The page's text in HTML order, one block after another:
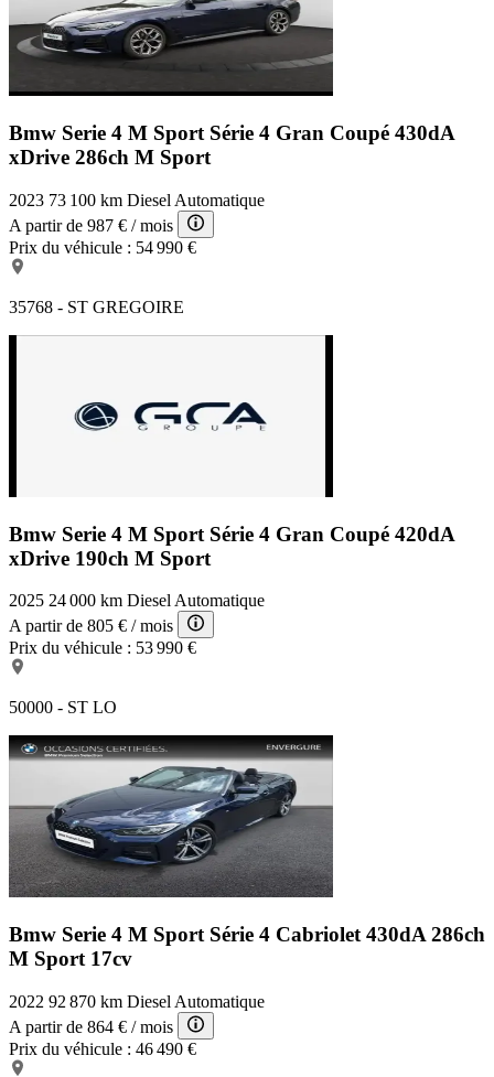
Bmw Serie 4 M Sport Série 4 Gran Coupé 430dA
xDrive 286ch M Sport
2023 73 100 km Diesel Automatique
A partir de 987 € / mois
Prix du véhicule : 54 990 €
35768 - ST GREGOIRE
Bmw Serie 4 M Sport Série 4 Gran Coupé 420dA
xDrive 190ch M Sport
2025 24 000 km Diesel Automatique
A partir de 805 € / mois
Prix du véhicule : 53 990 €
50000 - ST LO
Bmw Serie 4 M Sport Série 4 Cabriolet 430dA 286ch
M Sport 17cv
2022 92 870 km Diesel Automatique
A partir de 864 € / mois
Prix du véhicule : 46 490 €